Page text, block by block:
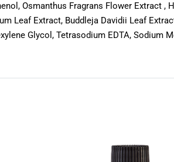
Osmanthus Fragrans Flower Extract ,
Leaf Extract, Buddleja Davidii Leaf
Glycol, Tetrasodium EDTA, Sodium